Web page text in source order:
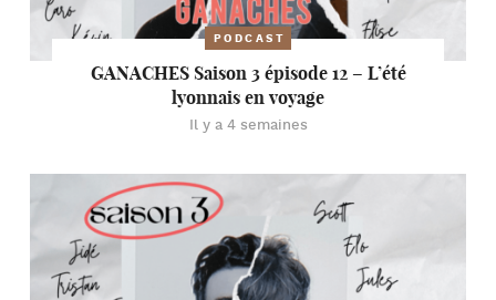
PODCAST
GANACHES Saison 3 épisode 12 – L’été
lyonnais en voyage
Il y a 4 semaines